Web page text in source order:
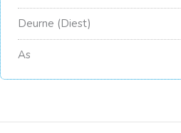
Deurne (Diest)
As